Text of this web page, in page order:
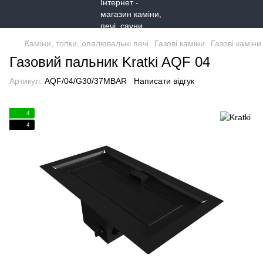
Каміни, топки, опалювальні печі Газові каміни Газові
Газовий пальник Kratki AQF 04
Артикул: AQF/04/G30/37MBAR Написати відгук
4
4